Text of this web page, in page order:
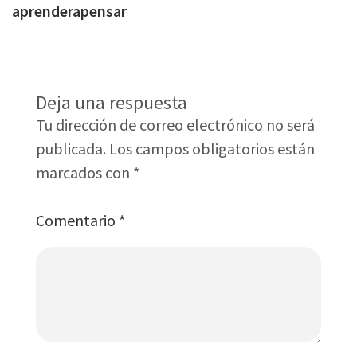
aprenderapensar
Deja una respuesta
Tu dirección de correo electrónico no será
publicada. Los campos obligatorios están
marcados con *
Comentario *